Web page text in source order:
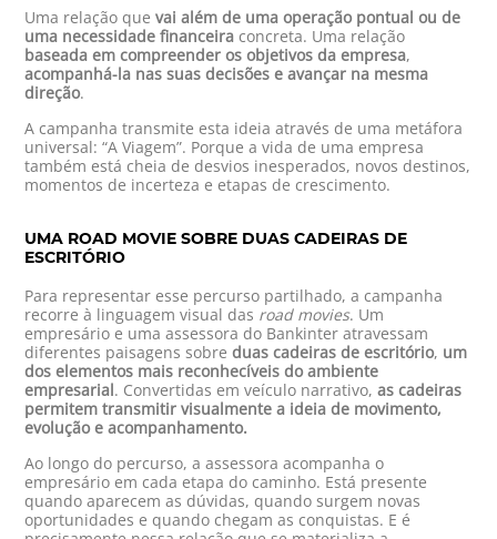
Uma relação quevai além de uma operação pontual ou de
uma necessidade financeira concreta. Uma relação
baseada em compreender os objetivos da empresa,
acompanhá-la nas suas decisões e avançar na mesma
direção.
A campanha transmite esta ideia através de uma metáfora
universal: “A Viagem”. Porque a vida de uma empresa
também está cheia de desvios inesperados, novos destinos,
momentos de incerteza e etapas de crescimento.
UMA ROAD MOVIE SOBRE DUAS CADEIRAS DE
ESCRITÓRIO
Para representar esse percurso partilhado, a campanha
recorre à linguagem visual das road movies. Um
empresário e uma assessora do Bankinter atravessam
diferentes paisagens sobreduas cadeiras de escritório, um
dos elementos mais reconhecíveis do ambiente
empresarial. Convertidas em veículo narrativo,as cadeiras
permitem transmitir visualmente a ideia de movimento,
evolução e acompanhamento.
Ao longo do percurso, a assessora acompanha o
empresário em cada etapa do caminho. Está presente
quando aparecem as dúvidas, quando surgem novas
oportunidades e quando chegam as conquistas. E é